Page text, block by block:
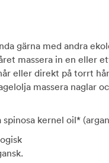
gärna med andra
massera in en eller
eller direkt på torrt
massera naglar
spinosa kernel oil*